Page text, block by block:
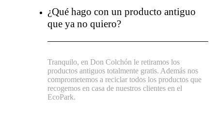
¿Qué hago con un producto antiguo
que ya no quiero?
Tranquilo, en Don Colchón le retiramos los
productos antiguos totalmente gratis. Además nos
comprometemos a reciclar todos los productos que
recogemos en casa de nuestros clientes en el
EcoPark.